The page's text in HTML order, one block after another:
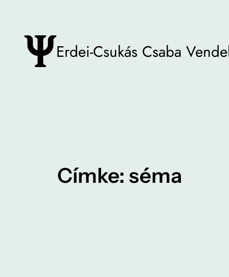
tartalomhoz
Erdei-Csukás Csaba
Címke: séma